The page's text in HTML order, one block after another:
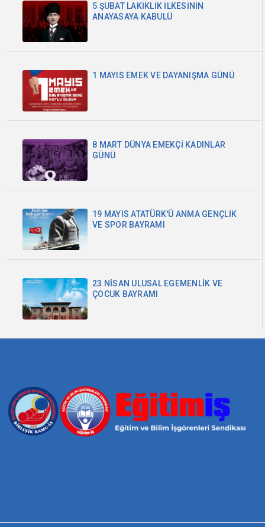
5 ŞUBAT LAKİKLİK İLKESİNİN
ANAYASAYA KABULÜ
1 MAYIS EMEK VE DAYANIŞMA GÜNÜ
8 MART DÜNYA EMEKÇİ KADINLAR
GÜNÜ
19 MAYIS ATATÜRK'Ü ANMA GENÇLİK
VE SPOR BAYRAMI
23 NİSAN ULUSAL EGEMENLİK VE
ÇOCUK BAYRAMI